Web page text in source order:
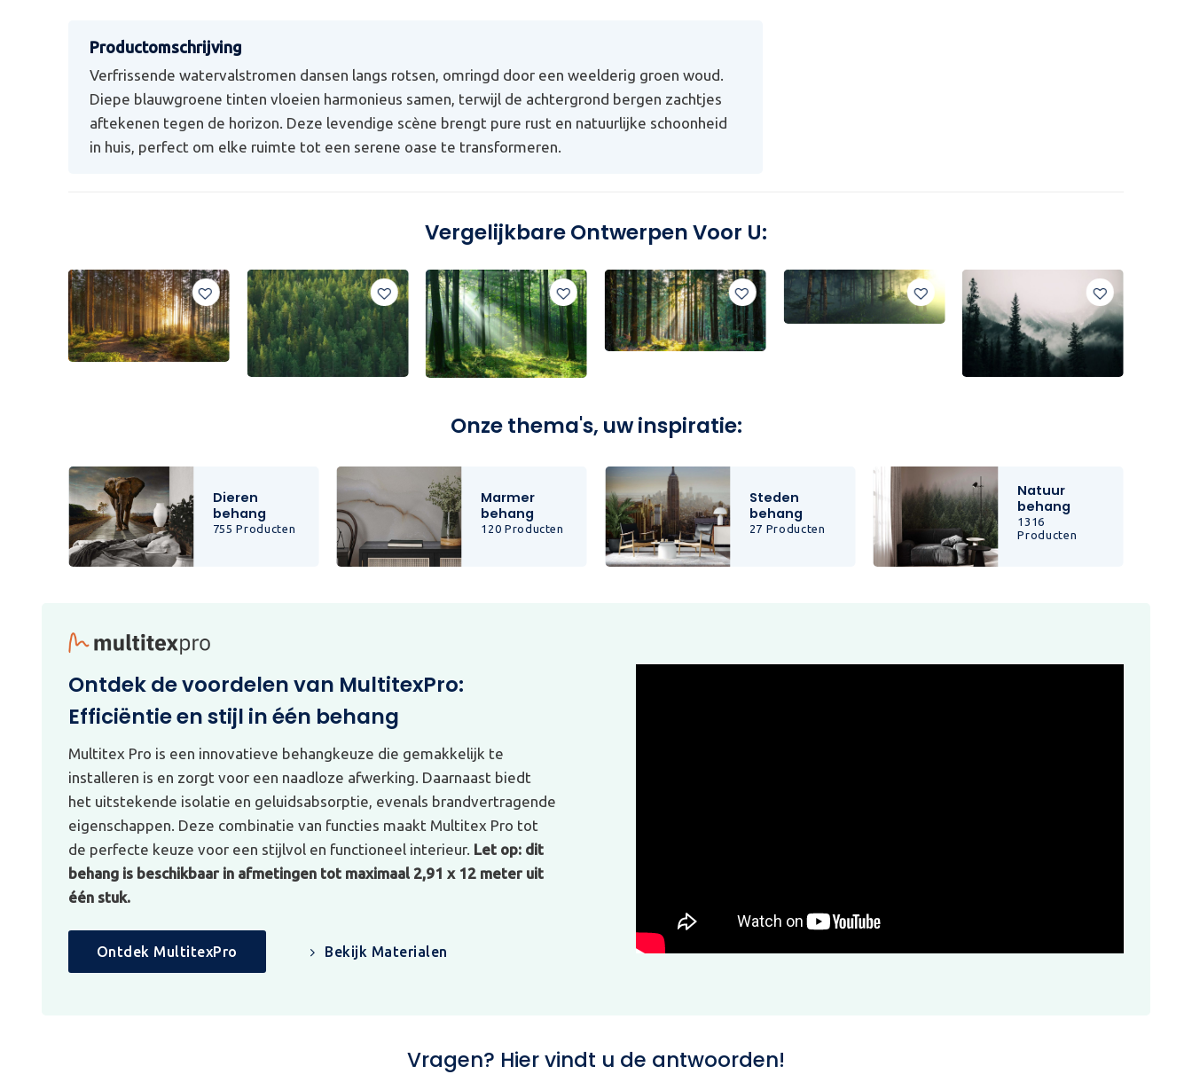
Verfrissende watervalstromen dansen langs rotsen, omringd door een weelderig groen woud.
Diepe blauwgroene tinten vloeien harmonieus samen, terwijl de achtergrond bergen zachtjes
aftekenen tegen de horizon. Deze levendige scène brengt pure rust en natuurlijke schoonheid
in huis, perfect om elke ruimte tot een serene oase te transformeren.
Vergelijkbare Ontwerpen Voor U:
Onze thema's, uw inspiratie:
Dieren
behang
755 Producten
Marmer
behang
120 Producten
Steden
behang
27 Producten
Natuur
behang
1316
Producten
Ontdek de voordelen van MultitexPro:
Efficiëntie en stijl in één behang
Multitex Pro is een innovatieve behangkeuze die gemakkelijk te
installeren is en zorgt voor een naadloze afwerking. Daarnaast biedt
het uitstekende isolatie en geluidsabsorptie, evenals brandvertragende
eigenschappen. Deze combinatie van functies maakt Multitex Pro tot
de perfecte keuze voor een stijlvol en functioneel interieur. Let op: dit
behang is beschikbaar in afmetingen tot maximaal 2,91 x 12 meter uit
één stuk.
Ontdek MultitexPro Bekijk Materialen
Vragen? Hier vindt u de antwoorden!